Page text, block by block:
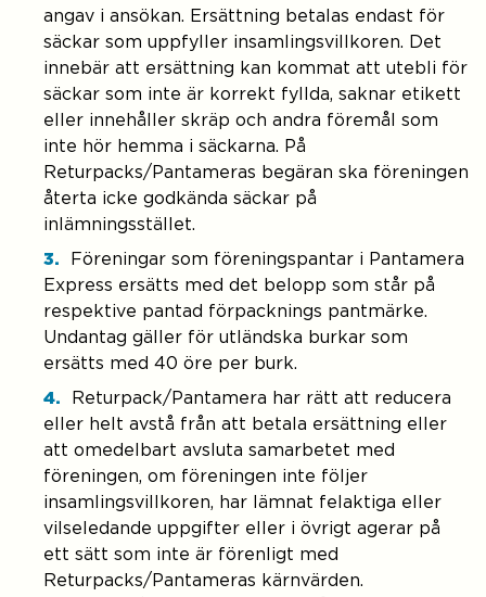
angav i ansökan. Ersättning betalas endast för
säckar som uppfyller insamlingsvillkoren. Det
innebär att ersättning kan kommat att utebli för
säckar som inte är korrekt fyllda, saknar etikett
eller innehåller skräp och andra föremål som
inte hör hemma i säckarna. På
Returpacks/Pantameras begäran ska föreningen
återta icke godkända säckar på
inlämningsstället.
Föreningar som föreningspantar i Pantamera
Express ersätts med det belopp som står på
respektive pantad förpacknings pantmärke.
Undantag gäller för utländska burkar som
ersätts med 40 öre per burk.
Returpack/Pantamera har rätt att reducera
eller helt avstå från att betala ersättning eller
att omedelbart avsluta samarbetet med
föreningen, om föreningen inte följer
insamlingsvillkoren, har lämnat felaktiga eller
vilseledande uppgifter eller i övrigt agerar på
ett sätt som inte är förenligt med
Returpacks/Pantameras kärnvärden.